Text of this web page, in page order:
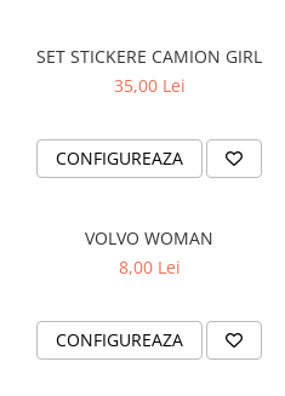
SET STICKERE CAMION GIRL
35,00 Lei
CONFIGUREAZA
VOLVO WOMAN
8,00 Lei
CONFIGUREAZA